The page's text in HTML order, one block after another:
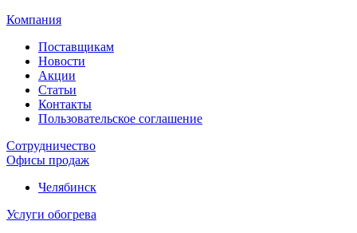
Компания
Поставщикам
Новости
Акции
Статьи
Контакты
Пользовательское соглашение
Сотрудничество
Офисы продаж
Челябинск
Услуги обогрева